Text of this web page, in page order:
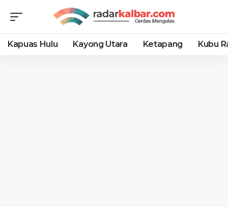
Kapuas Hulu Kayong Utara Ketapang Kubu